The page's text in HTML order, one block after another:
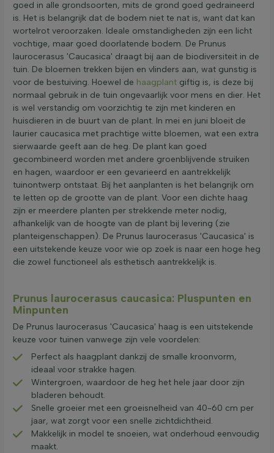
goed in alle grondsoorten, mits de grond goed gedraineerd
is. Het is belangrijk dat de bodem niet te nat is, want dat kan
wortelrot veroorzaken. Ideale omstandigheden zijn een licht
vochtige, maar goed doorlatende bodem. De Prunus
laurocerasus 'Caucasica' draagt bij aan de biodiversiteit in de
tuin. De bloemen trekken bijen en vlinders aan, wat gunstig is
voor de bestuiving. Hoewel de haagplant giftig is, is deze bij
normaal gebruik in de tuin ongevaarlijk voor mens en dier. Het
is wel verstandig om voorzichtig te zijn met kinderen en
huisdieren in de buurt van de plant. In mei en juni bloeit de
laurier caucasica met prachtige witte bloemen, wat een extra
sierwaarde geeft aan de heg. De plant kan goed
gecombineerd worden met andere groenblijvende struiken
en hagen, waardoor er een gevarieerd en aantrekkelijk
tuinontwerp ontstaat. Bij het aanplanten is het belangrijk om
te letten op de grootte van de plant. Voor een dichte haag
zijn er meerdere planten per strekkende meter nodig,
afhankelijk van de hoogte van de plant bij levering (zie
planteigenschappen). De Prunus laurocerasus 'Caucasica' is
een uitstekende keuze voor wie op zoek is naar een hoge heg
die zowel functioneel als esthetisch aantrekkelijk is.
Prunus laurocerasus caucasica: Pluspunten en
Minpunten
De Prunus laurocerasus 'Caucasica' haag is een uitstekende
keuze voor tuinen vanwege zijn vele voordelen:
Perfect als haagplant dankzij de smalle kroonvorm,
ideaal voor strakke hagen.
Wintergroen, waardoor de heg het hele jaar door zijn
bladeren behoudt.
Snelle groeier met een groeisnelheid van 40-60 cm per
jaar, wat zorgt voor een snelle zichtdichtheid.
Makkelijk in model te snoeien, wat onderhoud eenvoudig
maakt.